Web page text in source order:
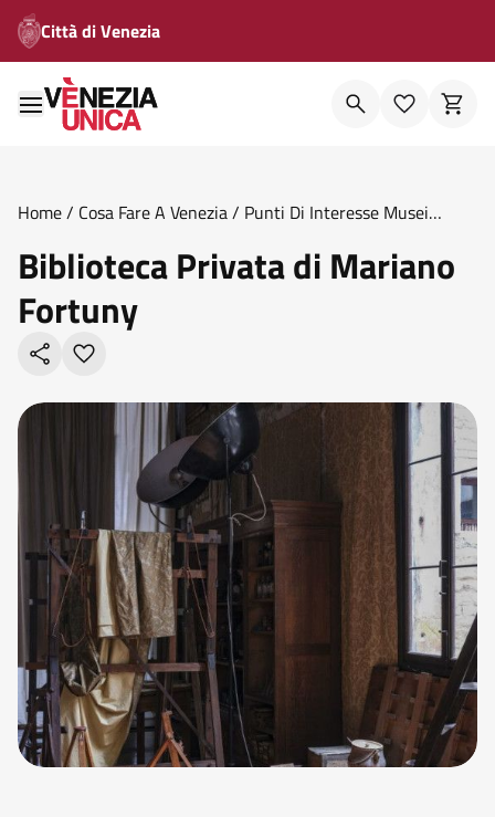
Città di Venezia
Home/ Cosa Fare A Venezia/ Punti Di Interesse Musei
Biblioteca Privata di Mariano
Fortuny